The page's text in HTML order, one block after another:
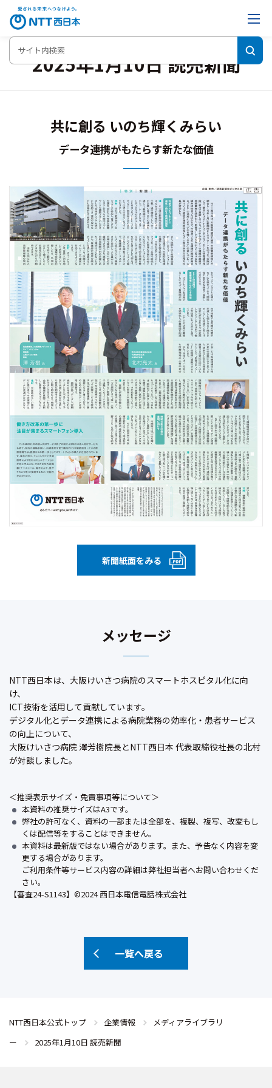
2025年1月10日 読売新聞
共に創る いのち輝くみらい
データ連携がもたらす新たな価値
新聞紙面をみる
メッセージ
NTT西日本は、大阪けいさつ病院のスマートホスピタル化に向
け、
ICT技術を活用して貢献しています。
デジタル化とデータ連携による病院業務の効率化・患者サービス
の向上について、
大阪けいさつ病院 澤芳樹院長とNTT西日本 代表取締役社長の北村
が対談しました。
＜推奨表示サイズ・免責事項等について＞
本資料の推奨サイズはA3です。
弊社の許可なく、資料の一部または全部を、複製、複写、改変もし
くは配信等をすることはできません。
本資料は最新版ではない場合があります。また、予告なく内容を変
更する場合があります。
ご利用条件等サービス内容の詳細は弊社担当者へお問い合わせくだ
さい。
【審査24-S1143】©2024 西日本電信電話株式会社
一覧へ戻る
NTT西日本公式トップ 企業情報
メディアライブラリ
ー
2025年1月10日 読売新聞